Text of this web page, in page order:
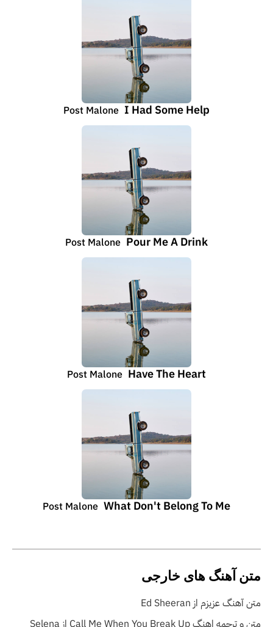
I Had Some Help
Post Malone
Pour Me A Drink
Post Malone
Have The Heart
Post Malone
What Don't Belong To Me
Post Malone
متن آهنگ های خارجی
متن آهنگ عزیزم از Ed Sheeran
متن و ترجمه اهنگ Call Me When You Break Up از Selena